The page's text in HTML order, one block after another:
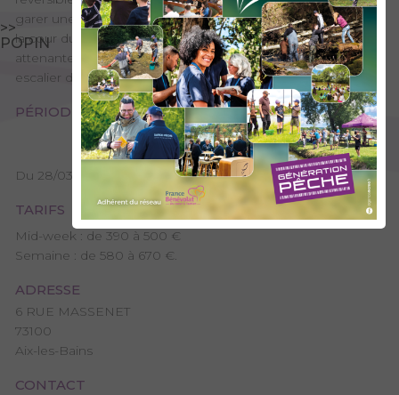
>>
POPIN
garer une autre voiture devant le gite et également devant
la cour du propriétaire qui habite juste à côté. Terrasse non
attenante au gite (en face du gite avec un accès par un
escalier de 5 marches) avec espace repas extérieur.
PÉRIODES D'OUVERTURE
Du 28/03/2026 au 26/03/2027.
TARIFS
Mid-week : de 390 à 500 €
Semaine : de 580 à 670 €.
ADRESSE
6 RUE MASSENET
73100
Aix-les-Bains
CONTACT